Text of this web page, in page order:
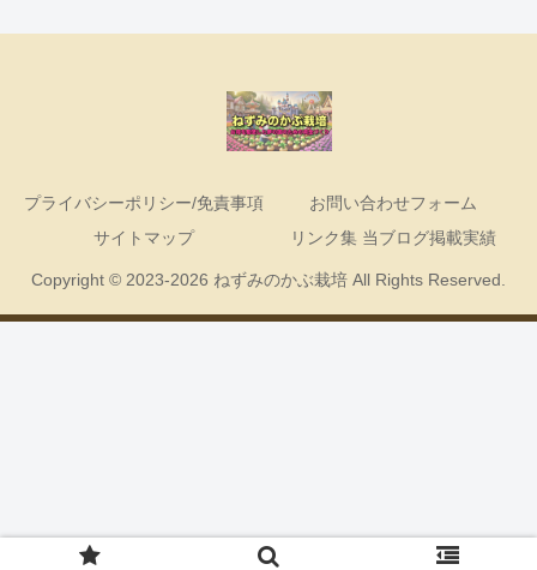
プライバシーポリシー/免責事項
お問い合わせフォーム
サイトマップ
リンク集 当ブログ掲載実績
Copyright © 2023-2026 ねずみのかぶ栽培 All Rights Reserved.